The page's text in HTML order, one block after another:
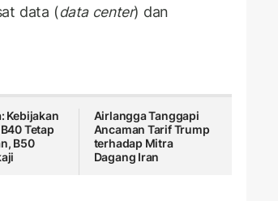
data (data center) dan
Kebijakan
Tetap
B50
Airlangga Tanggapi
Ancaman Tarif Trump
terhadap Mitra
Dagang Iran